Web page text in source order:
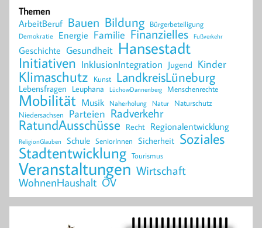
Themen
ArbeitBeruf Bauen Bildung Bürgerbeteiligung
Demokratie Energie Familie Finanzielles Fußverkehr
Geschichte Gesundheit Hansestadt
Initiativen InklusionIntegration Jugend Kinder
Klimaschutz Kunst LandkreisLüneburg
Lebensfragen Leuphana LüchowDannenberg Menschenrechte
Mobilität Musik Naherholung Natur Naturschutz
Niedersachsen Parteien Radverkehr
RatundAusschüsse Recht Regionalentwicklung
ReligionGlauben Schule SeniorInnen Sicherheit Soziales
Stadtentwicklung Tourismus
Veranstaltungen Wirtschaft
WohnenHaushalt ÖV